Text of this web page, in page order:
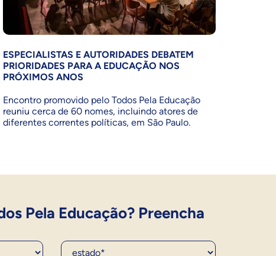
ESPECIALISTAS E AUTORIDADES DEBATEM
PRIORIDADES PARA A EDUCAÇÃO NOS
PRÓXIMOS ANOS
Encontro promovido pelo Todos Pela Educação
reuniu cerca de 60 nomes, incluindo atores de
diferentes correntes políticas, em São Paulo.
Pela Educação? Preencha
Estado*